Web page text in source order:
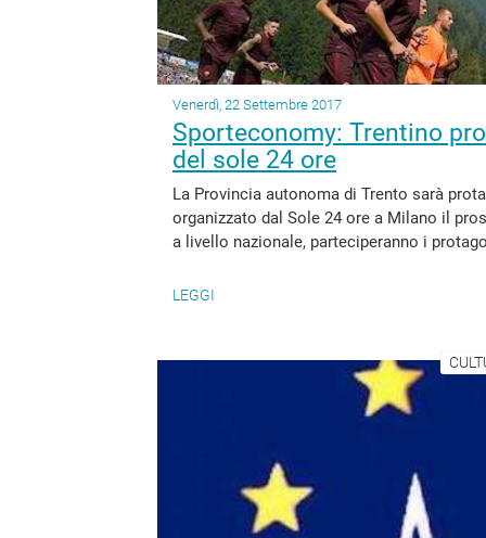
Venerdì, 22 Settembre 2017
Sporteconomy: Trentino
del sole 24 ore
La Provincia autonoma di Trento sarà
organizzato dal Sole 24 ore a Milano il
a livello nazionale, parteciperanno i
LEGGI